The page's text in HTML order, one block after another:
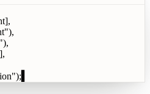
),
),
);